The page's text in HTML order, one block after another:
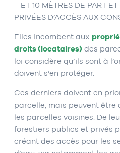
– ET 10 MÈTRES DE PART ET
PRIVÉES D’ACCÈS AUX
Elles incombent aux
droits (locataires) des
loi considère qu’ils sont à
doivent s’en protéger.
Ces derniers doivent en
parcelle, mais peuvent être
les parcelles voisines. De
forestiers publics et privés
créant des accès pour les